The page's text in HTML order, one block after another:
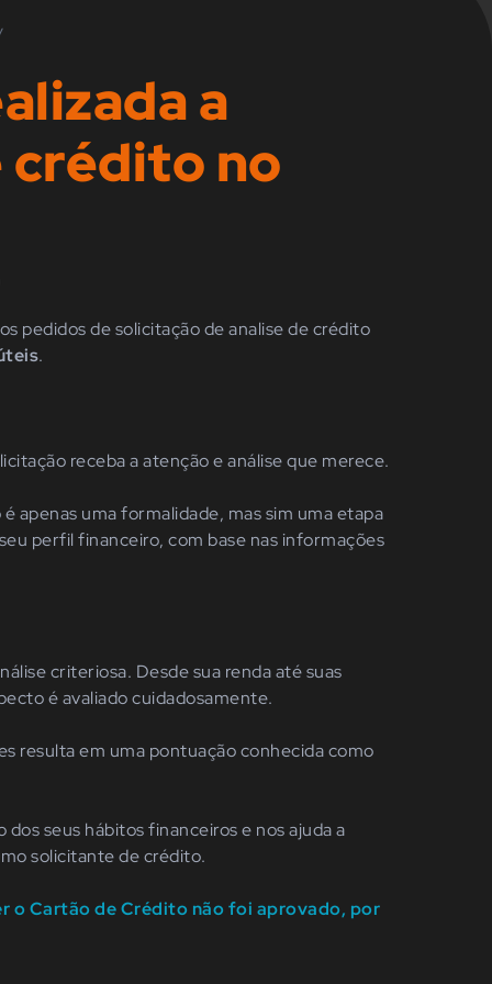
a
crédito no
pedidos de solicitação de analise de crédito
.
receba a atenção e análise que merece.
apenas uma formalidade, mas sim uma etapa
perfil financeiro, com base nas informações
criteriosa. Desde sua renda até suas
é avaliado cuidadosamente.
resulta em uma pontuação conhecida como
seus hábitos financeiros e nos ajuda a
solicitante de crédito.
o Cartão de Crédito não foi aprovado, por